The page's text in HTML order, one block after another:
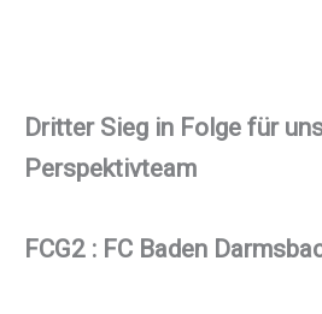
Dritter Sieg in Folge für
Perspektivteam
FCG2 : FC Baden